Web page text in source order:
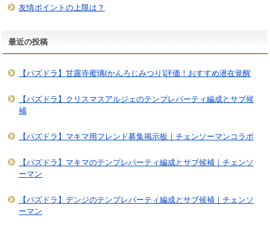
友情ポイントの上限は？
最近の投稿
【パズドラ】甘露寺蜜璃(かんろじみつり)評価！おすすめ潜在覚醒
【パズドラ】クリスマスアルジェのテンプレパーティ編成とサブ候
補
【パズドラ】マキマ用フレンド募集掲示板｜チェンソーマンコラボ
【パズドラ】マキマのテンプレパーティ編成とサブ候補｜チェンソ
ーマン
【パズドラ】デンジのテンプレパーティ編成とサブ候補｜チェンソ
ーマン